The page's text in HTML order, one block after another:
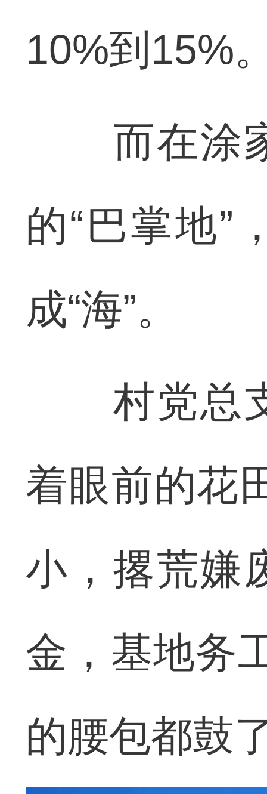
10%到15%
而在涂家
的“巴掌地”
成“海”。
村党总支
着眼前的花
小，撂荒嫌
金，基地务
的腰包都鼓